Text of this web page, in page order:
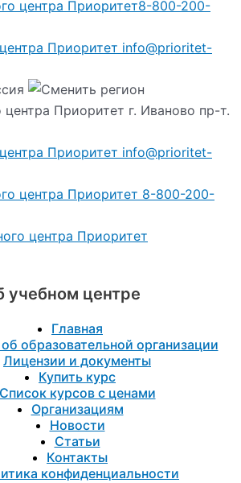
8-800-200-
info@prioritet-
г. Иваново пр-т.
info@prioritet-
8-800-200-
учебном центре
Главная
образовательной организации
Лицензии и документы
Купить курс
Список курсов с ценами
Организациям
Новости
Статьи
Контакты
конфиденциальности